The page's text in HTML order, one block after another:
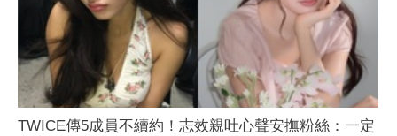
TWICE傳5成員不續約！志效親吐心聲安撫粉絲：一定